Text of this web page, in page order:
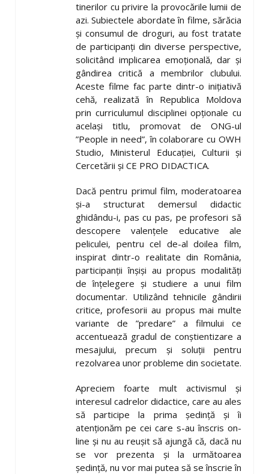
tinerilor cu privire la provocările lumii de
azi. Subiectele abordate în filme, sărăcia
și consumul de droguri, au fost tratate
de participanți din diverse perspective,
solicitând implicarea emoțională, dar și
gândirea critică a membrilor clubului.
Aceste filme fac parte dintr-o inițiativă
cehă, realizată în Republica Moldova
prin curriculumul disciplinei opționale cu
același titlu, promovat de ONG-ul
”People in need”, în colaborare cu OWH
Studio, Ministerul Educației, Culturii și
Cercetării și CE PRO DIDACTICA.
Dacă pentru primul film, moderatoarea
și-a structurat demersul didactic
ghidându-i, pas cu pas, pe profesori să
descopere valențele educative ale
peliculei, pentru cel de-al doilea film,
inspirat dintr-o realitate din România,
participanții înșiși au propus modalități
de înțelegere și studiere a unui film
documentar. Utilizând tehnicile gândirii
critice, profesorii au propus mai multe
variante de ”predare” a filmului ce
accentuează gradul de conștientizare a
mesajului, precum și soluții pentru
rezolvarea unor probleme din societate.
Apreciem foarte mult activismul și
interesul cadrelor didactice, care au ales
să participe la prima ședință și îi
atenționăm pe cei care s-au înscris on-
line și nu au reușit să ajungă că, dacă nu
se vor prezenta și la următoarea
ședință, nu vor mai putea să se înscrie în